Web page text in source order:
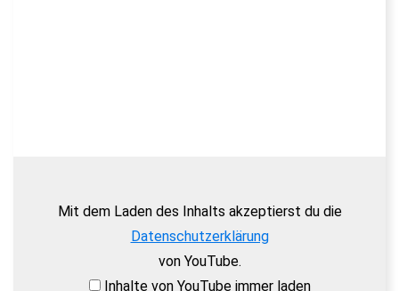
Mit dem Laden des Inhalts akzeptierst du die
Datenschutzerklärung
von YouTube.
Inhalte von YouTube immer laden